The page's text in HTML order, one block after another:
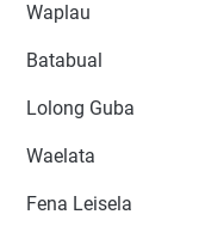
Waplau
Batabual
Lolong Guba
Waelata
Fena Leisela